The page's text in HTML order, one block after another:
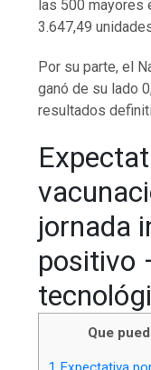
las 500 mayores
3.647,49
Por su parte, el
ganó de su lado
resultados
jornada
positivo
Que